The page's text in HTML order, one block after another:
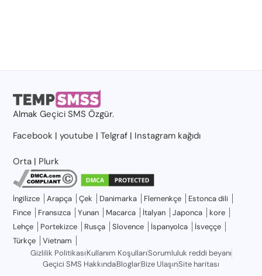
AlmakGeçici SMS Özgür.
Facebook |youtube |Telgraf | Instagram kağıdı
Orta | Plurk
İngilizce Arapça Çek Danimarka Flemenkçe
Estonca dili
Fince
Fransızca Yunan Macarca İtalyan Japonca
kore
Lehçe
Portekizce Rusça Slovence İspanyolca
İsveççe
Türkçe
Vietnam
Gizlilik PolitikasıKullanım KoşullarıSorumluluk reddi beyanı
Geçici SMS HakkındaBloglarBize UlaşınSite haritası